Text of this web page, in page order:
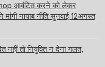
आवंटित करने को लेकर
नायाब नीति सुनवाई 12अगस्त
तो नियुक्ति न देना गलत,